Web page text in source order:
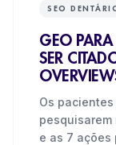
SEO
GEO
SER
Os
pesquisarem
e as 7 ações